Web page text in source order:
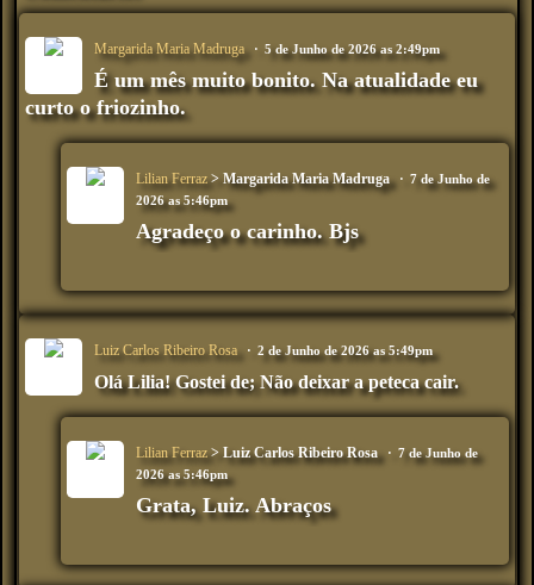
Margarida Maria Madruga 5 de Junho de 2026 as 2:49pm
É um mês muito bonito. Na atualidade eu
curto o friozinho.
Lilian Ferraz> Margarida Maria Madruga
7 de Junho de
2026 as 5:46pm
Agradeço o carinho. Bjs
Luiz Carlos Ribeiro Rosa 2 de Junho de 2026 as 5:49pm
Olá Lilia! Gostei de;Não deixar a peteca cair.
Lilian Ferraz> Luiz Carlos Ribeiro Rosa
7 de Junho de
2026 as 5:46pm
Grata, Luiz. Abraços